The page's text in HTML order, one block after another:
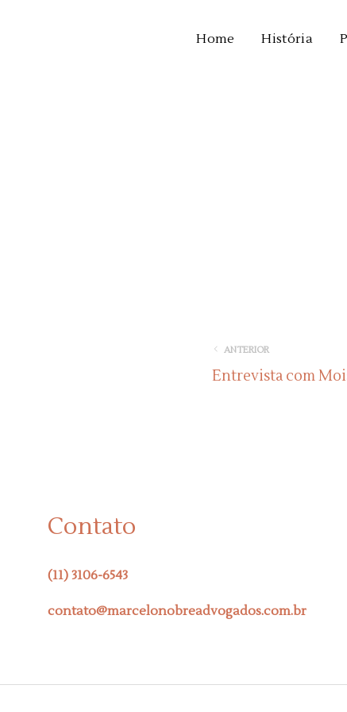
Home História
ANTERIOR
Entrevista com
Contato
(11) 3106-6543
contato@marcelonobreadvogados.com.br